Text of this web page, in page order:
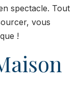
spectacle. Tout
vous
!